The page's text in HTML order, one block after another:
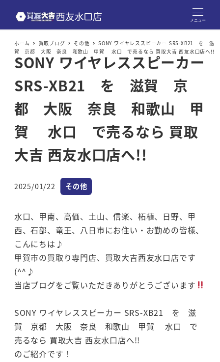
メニュー
ホーム 買取ブログ その他
SONY ワイヤレススピーカー SRS-XB21 を 滋
賀 京都 大阪 奈良 和歌山 甲賀 水口 で売るなら 買取大吉 西友水口店へ!!
SONY ワイヤレススピーカー
SRS-XB21 を 滋賀 京
都 大阪 奈良 和歌山 甲
賀 水口 で売るなら 買取
大吉 西友水口店へ!!
投稿日
2025/01/22 カテゴリー
その他
水口、甲南、高価、土山、信楽、柘植、日野、甲
西、石部、竜王、八日市にお住い・お勤めの皆様、
こんにちは♪
甲賀市の買取り専門店、買取大吉西友水口店です
(^^♪
当店ブログをご覧いただきありがとうございます
SONY ワイヤレススピーカー SRS-XB21 を 滋
賀 京都 大阪 奈良 和歌山 甲賀 水口 で
売るなら 買取大吉 西友水口店へ!!
のご紹介です！